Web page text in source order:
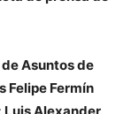
Asuntos de
Felipe Fermín